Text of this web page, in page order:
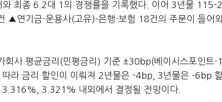
와 최종 6.2대 1의 경쟁률을 기록했다. 이어 3년물
▲연기금·운용사(고유)·은행·보험 18건의 주문이 들어
회사 평균금리(민평금리) 기준 ±30bp(베이시스포인트
라 금리 할인이 이뤄져 2년물은 -4bp, 3년물은 –6bp
3.316%, 3.321% 내외에서 결정될 전망이다.